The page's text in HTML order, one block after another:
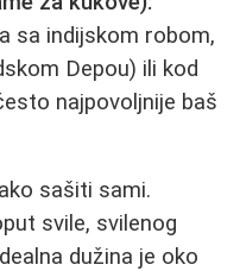
sa indijskom robom,
Depou) ili kod
najpovoljnije baš
sašiti sami.
svile, svilenog
dužina je oko